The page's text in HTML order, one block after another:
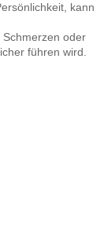
kann
Schmerzen oder
führen wird.